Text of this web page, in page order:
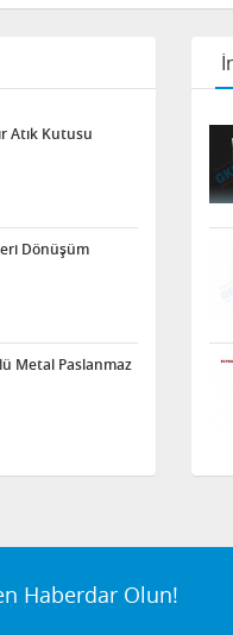
Atık Kutusu
Dönüşüm
Metal Paslanmaz
Haberdar Olun!